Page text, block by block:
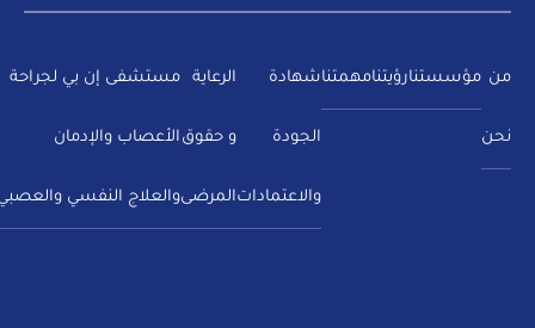
من
نحن
مؤسستنارؤيتنامهمتناشهادة
الجودة
والاعتمادات
الرعاية
و حقوق
المرضى
مستشفى إن بي لجراحة
الأعصاب والإدمان
والعلاج النفسي